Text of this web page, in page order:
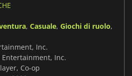
, Casuale, Giochi di ruolo,
Inc.
Inc.
Co-op